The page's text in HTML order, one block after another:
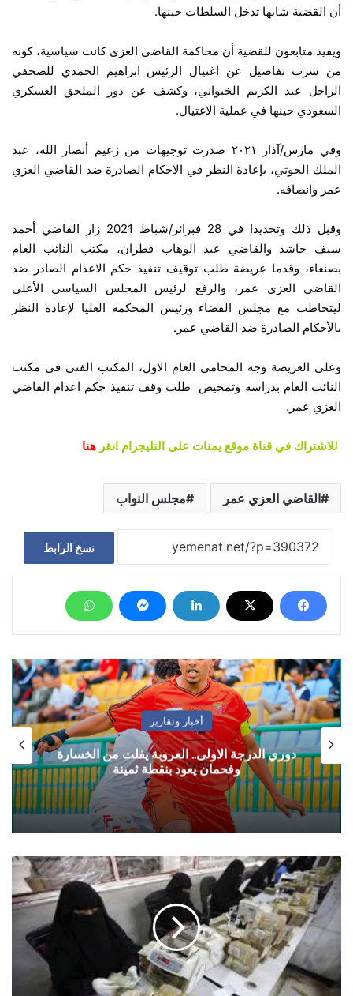
أن القضية شابها تدخل السلطات حينها.
ويفيد متابعون للقضية أن محاكمة القاضي العزي كانت سياسية، كونه
من سرب تفاصيل عن اغتيال الرئيس ابراهيم الحمدي للصحفي
الراحل عبد الكريم الخيواني، وكشف عن دور الملحق العسكري
السعودي حينها في عملية الاغتيال.
وفي مارس/آذار ٢٠٢١ صدرت توجيهات من زعيم أنصار الله، عبد
الملك الحوثي، بإعادة النظر في الاحكام الصادرة ضد القاضي العزي
عمر وانصافه.
وقبل ذلك وتحديدا في 28 فبرائر/شباط 2021 زار القاضي أحمد
سيف حاشد والقاضي عبد الوهاب قطران، مكتب النائب العام
بصنعاء، وقدما عريضة طلب توقيف تنفيذ حكم الاعدام الصادر ضد
القاضي العزي عمر، والرفع لرئيس المجلس السياسي الأعلى
ليتخاطب مع مجلس القضاء ورئيس المحكمة العليا لإعادة النظر
بالأحكام الصادرة ضد القاضي عمر.
وعلى العريضة وجه المحامي العام الاول، المكتب الفني في مكتب
النائب العام بدراسة وتمحيص طلب وقف تنفيذ حكم اعدام القاضي
العزي عمر.
للاشتراك في قناة موقع يمنات على التليجرام انقر هنا
القاضي العزي عمر مجلس النواب
نسخ الرابط
أخبار وتقارير
دوري الدرجة الاولى.. العروبة يفلت من الخسارة
وفحمان يعود بنقطة ثمينة
أسعار
العملات
في
اليمن
الاربعاء
سبتمبر/
آيلول